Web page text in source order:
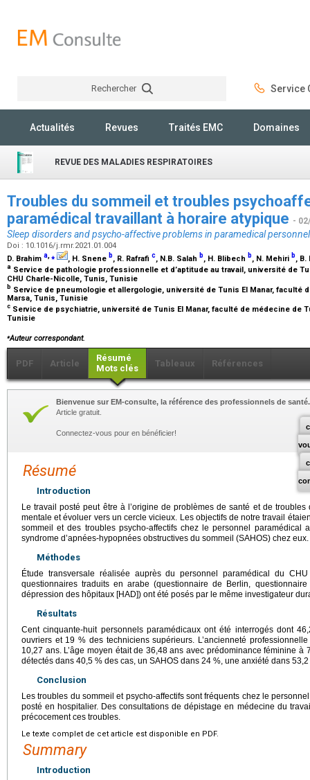
Rechercher Service
Actualités Revues Traités EMC Domaines
REVUE DES MALADIES RESPIRATOIRES
Troubles du sommeil et troubles
paramédical travaillant à horaire atypique -
Sleep disorders and psycho-affective problems in paramedical
Doi : 10.1016/j.rmr.2021.01.004
D. Brahim a,⁎ , H. Snene b, R. Rafrafi c, N.B. Salah b, H. Blibech b, N. Mehiri b,
a Service de pathologie professionnelle et d’aptitude au travail, université de
CHU Charle-Nicolle, Tunis, Tunisie
b Service de pneumologie et allergologie, université de Tunis El Manar, faculté
Marsa, Tunis, Tunisie
c Service de psychiatrie, université de Tunis El Manar, faculté de médecine de
Tunisie
⁎Auteur correspondant.
PDF Article
Résumé
Mots clés
Tableaux Références
Bienvenue sur EM-consulte, la référence des professionnels de santé.
Article gratuit.
Connectez-vous pour en bénéficier!
Résumé
Introduction
Le travail posté peut être à l’origine de problèmes de santé et de
mentale et évoluer vers un cercle vicieux. Les objectifs de notre travail
sommeil et des troubles psycho-affectifs chez le personnel paramédical
syndrome d’apnées-hypopnées obstructives du sommeil (SAHOS) chez eux.
Méthodes
Étude transversale réalisée auprès du personnel paramédical du
questionnaires traduits en arabe (questionnaire de Berlin,
dépression des hôpitaux [HAD]) ont été posés par le même investigateur
Résultats
Cent cinquante-huit personnels paramédicaux ont été interrogés dont
ouvriers et 19 % des techniciens supérieurs. L’ancienneté
10,27 ans. L’âge moyen était de 36,48 ans avec prédominance féminine à
détectés dans 40,5 % des cas, un SAHOS dans 24 %, une anxiété dans
Conclusion
Les troubles du sommeil et psycho-affectifs sont fréquents chez le
posté en hospitalier. Des consultations de dépistage en médecine du
précocement ces troubles.
Le texte complet de cet article est disponible en PDF.
Summary
Introduction